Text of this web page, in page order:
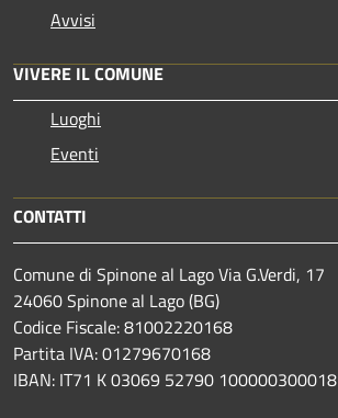
Avvisi
VIVERE IL COMUNE
Luoghi
Eventi
CONTATTI
Comune di Spinone al Lago Via G.Verdi, 17
24060 Spinone al Lago (BG)
Codice Fiscale: 81002220168
Partita IVA: 01279670168
IBAN: IT71 K 03069 52790 100000300018